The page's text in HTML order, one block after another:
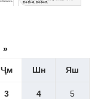
»
Ҷм Шн Яш
3 4 5